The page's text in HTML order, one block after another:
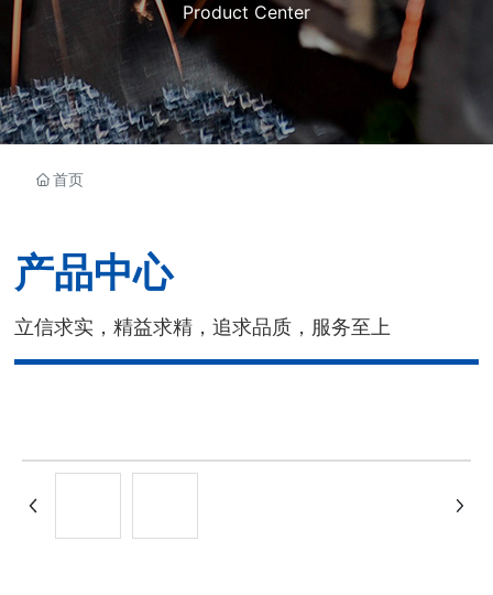
Product Center
首页
产品中心
立信求实，精益求精，追求品质，服务至上